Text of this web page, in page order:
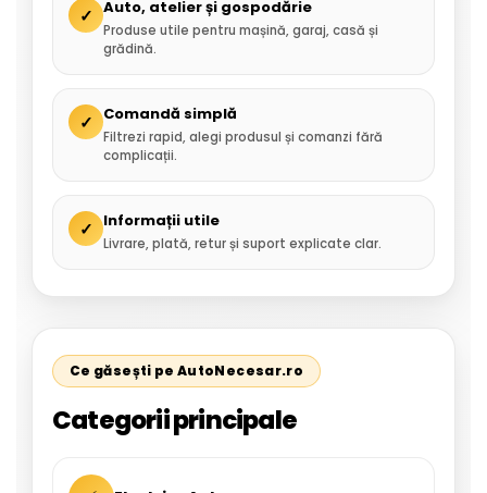
✓ Auto, atelier și gospodărie
Produse utile pentru mașină, garaj, casă și
grădină.
✓ Comandă simplă
Filtrezi rapid, alegi produsul și comanzi fără
complicații.
✓ Informații utile
Livrare, plată, retur și suport explicate clar.
Ce găsești pe AutoNecesar.ro
Categorii principale